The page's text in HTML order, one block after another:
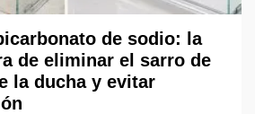
de sodio: la
de eliminar el sarro de
la ducha y evitar